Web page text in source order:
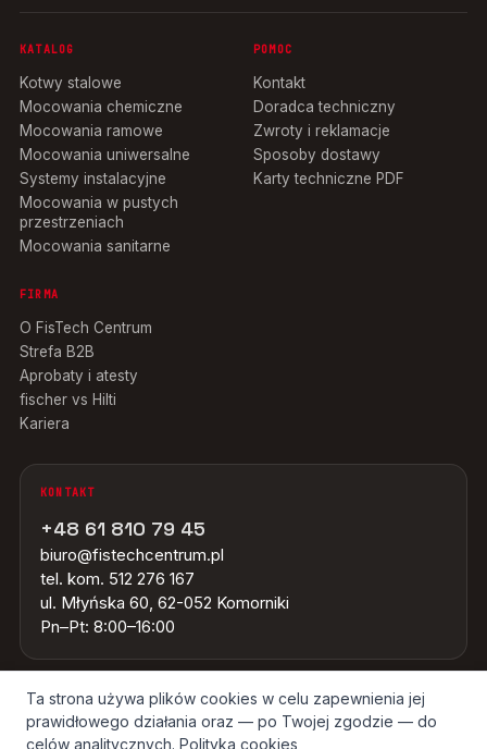
KATALOG
Kotwy stalowe
Mocowania chemiczne
Mocowania ramowe
Mocowania uniwersalne
Systemy instalacyjne
Mocowania w pustych
przestrzeniach
Mocowania sanitarne
POMOC
Kontakt
Doradca techniczny
Zwroty i reklamacje
Sposoby dostawy
Karty techniczne PDF
FIRMA
O FisTech Centrum
Strefa B2B
Aprobaty i atesty
fischer vs Hilti
Kariera
KONTAKT
+48 61 810 79 45
biuro@fistechcentrum.pl
tel. kom. 512 276 167
ul. Młyńska 60, 62-052 Komorniki
Pn–Pt: 8:00–16:00
© 2026 FISTECH CENTRUM · WSZYSTKIE ZNAKI TOWAROWE NALEŻĄ DO
ICH WŁAŚCICIELI · ŹRÓDŁO OBRAZÓW: GRUPA FISCHER
Ta strona używa plików cookies w celu zapewnienia jej
prawidłowego działania oraz — po Twojej zgodzie — do
celów analitycznych. Polityka cookies